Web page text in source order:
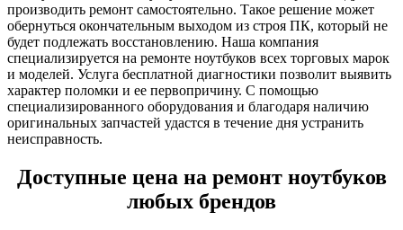
производить ремонт самостоятельно. Такое решение может
обернуться окончательным выходом из строя ПК, который не
будет подлежать восстановлению. Наша компания
специализируется на ремонте ноутбуков всех торговых марок
и моделей. Услуга бесплатной диагностики позволит выявить
характер поломки и ее первопричину. С помощью
специализированного оборудования и благодаря наличию
оригинальных запчастей удастся в течение дня устранить
неисправность.
Доступные цена на ремонт ноутбуков
любых брендов